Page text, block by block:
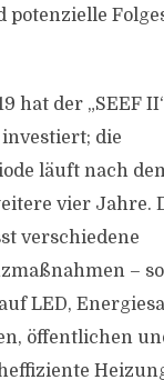
potenzielle
hat der „SEEF
die
läuft nach
vier Jahre.
verschiedene
–
LED,
öffentlichen